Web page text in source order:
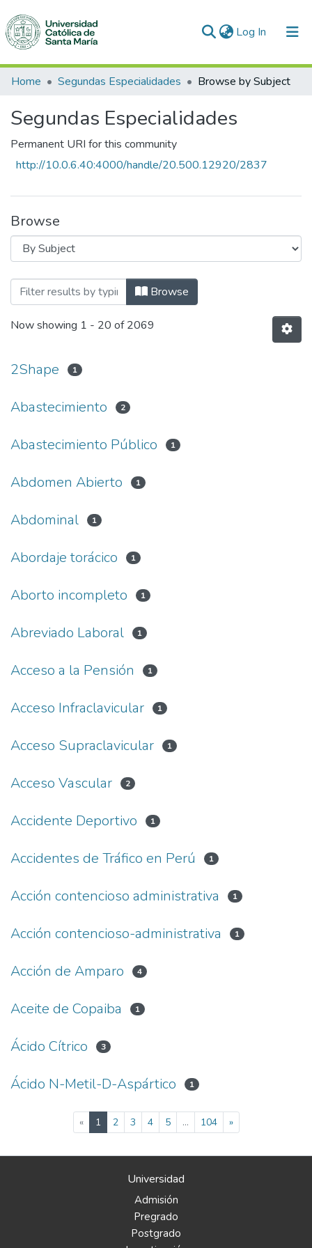
Log In (current)
Communities & Collections
Home Segundas Especialidades Browse by Subject
Segundas Especialidades
Permanent URI for this community
http://10.0.6.40:4000/handle/20.500.12920/2837
Browse
Browsing Segundas Especialidades by
Browse
Now showing 1 - 20 of 2069
2Shape 1
Abastecimiento 2
Abastecimiento Público 1
Abdomen Abierto 1
Abdominal 1
Abordaje torácico 1
Aborto incompleto 1
Abreviado Laboral 1
Acceso a la Pensión 1
Acceso Infraclavicular 1
Acceso Supraclavicular 1
Acceso Vascular 2
Accidente Deportivo 1
Accidentes de Tráfico en Perú 1
Acción contencioso administrativa 1
Acción contencioso-administrativa 1
Acción de Amparo 4
Aceite de Copaiba 1
Ácido Cítrico 3
Ácido N-Metil-D-Aspártico 1
« 1(current)
2 3 4 5 ... 104 »
Universidad
Admisión
Pregrado
Postgrado